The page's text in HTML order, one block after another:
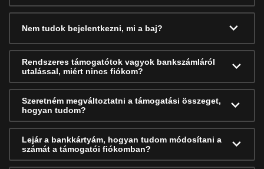
Nem tudok bejelentkezni, mi a baj?
Rendszeres támogatótok vagyok bankszámláról
utalással, miért nincs fiókom?
Szeretném megváltoztatni a támogatási összeget,
hogyan tudom?
Lejár a bankkártyám, hogyan tudom módosítani a
számát a támogatói fiókomban?